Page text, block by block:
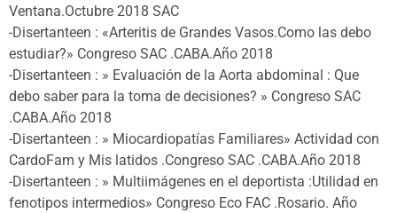
Ventana.Octubre 2018 SAC
-Disertanteen : «Arteritis de Grandes Vasos.Como las debo
estudiar?» Congreso SAC .CABA.Año 2018
-Disertanteen : » Evaluación de la Aorta abdominal : Que
debo saber para la toma de decisiones? » Congreso SAC
.CABA.Año 2018
-Disertanteen : » Miocardiopatías Familiares» Actividad con
CardoFam y Mis latidos .Congreso SAC .CABA.Año 2018
-Disertanteen : » Multiimágenes en el deportista :Utilidad en
fenotipos intermedios» Congreso Eco FAC .Rosario. Año